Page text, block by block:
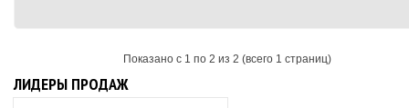
Показано с 1 по 2 из 2 (всего 1 страниц)
ЛИДЕРЫ ПРОДАЖ